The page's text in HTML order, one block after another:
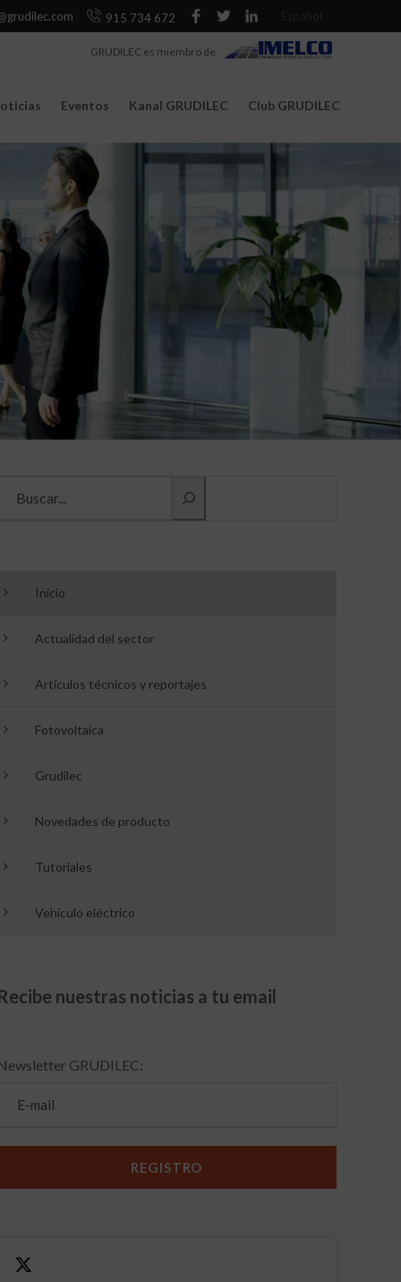
915 734 672
Eventos Kanal GRUDILEC Club GRUDILEC
GRUDILEC es miembro de
Inicio
Actualidad del sector
Artículos técnicos y reportajes
Fotovoltaica
Grudilec
Novedades de producto
Tutoriales
Vehículo eléctrico
nuestras noticias a tu email
GRUDILEC: